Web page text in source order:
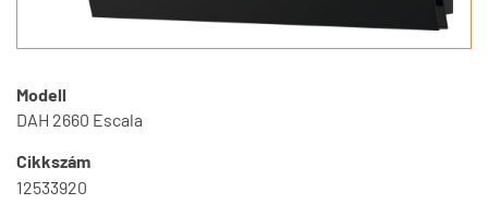
Modell
DAH 2660 Escala
Cikkszám
12533920